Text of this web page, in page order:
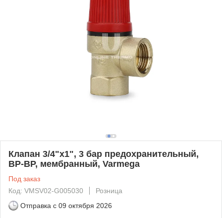
Клапан 3/4"х1", 3 бар предохранительный,
ВР-ВР, мембранный, Varmega
Под заказ
Код: VMSV02-G005030
Розница
Отправка с 09 октября 2026